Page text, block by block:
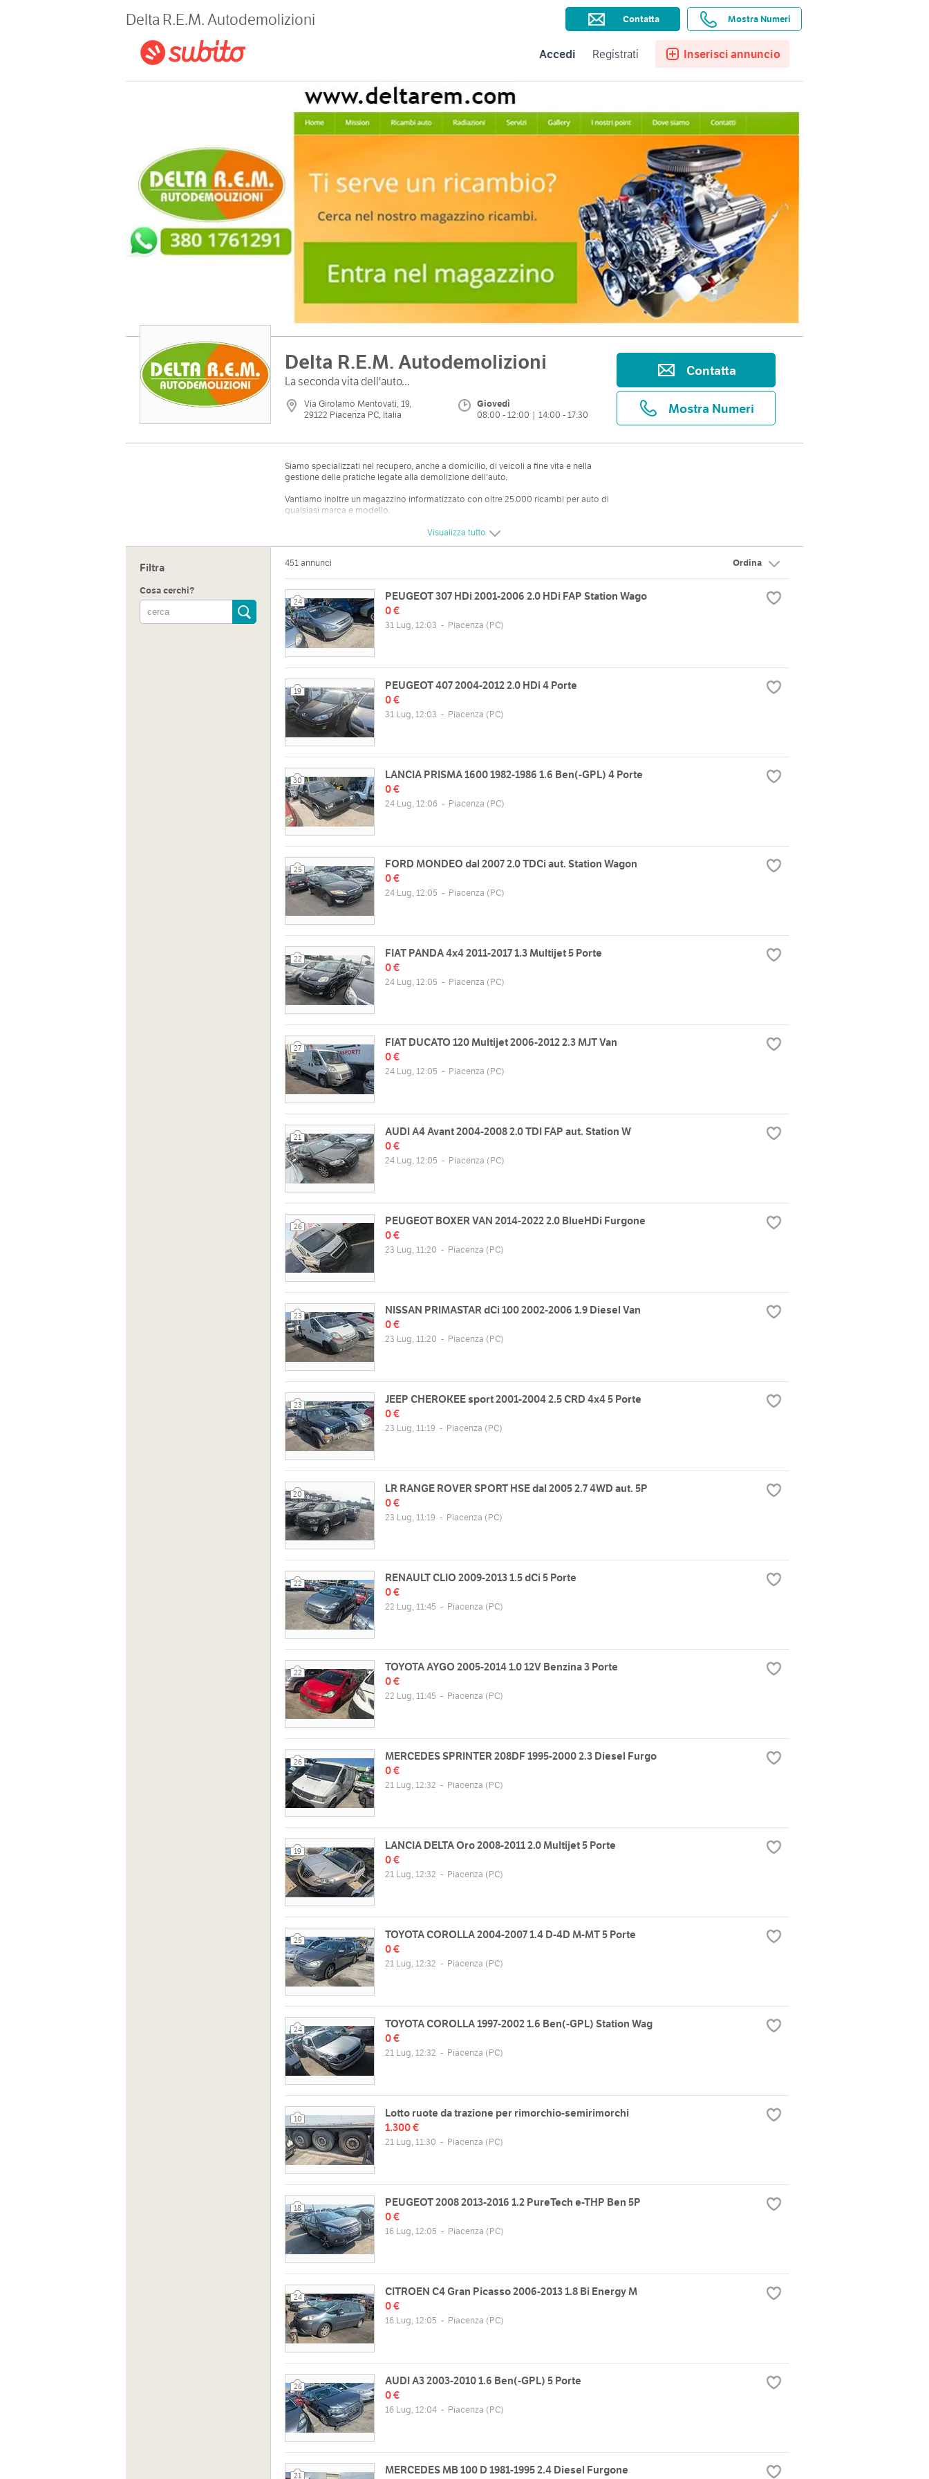
Magazine Consigli per la vendita Subito per le Aziende Assistenza Ricerche salvate Preferiti
Accedi Registrati Inserisci annuncio
Delta R.E.M. Autodemolizioni Contatta Mostra Numeri
Delta R.E.M. Autodemolizioni
La seconda vita dell'auto...
Via Girolamo Mentovati, 19,
29122 Piacenza PC, Italia
Giovedì
08:00 - 12:00 | 14:00 - 17:30
Contatta
Mostra Numeri
Siamo specializzati nel recupero, anche a domicilio, di veicoli a fine vita e nella
gestione delle pratiche legate alla demolizione dell'auto.
Vantiamo inoltre un magazzino informatizzato con oltre 25.000 ricambi per auto di
qualsiasi marca e modello.
I nostri ricambi auto possono essere pagati tramite Bonifico Bancario, Carta di
Indirizzo
Via Girolamo Mentovati, 19, 29122
Piacenza PC, Italia
Sito web
http://www.deltarem.com/
Mer
08:00 - 12:00 | 14:00 - 17:30
Gio
08:00 - 12:00 | 14:00 - 17:30
Visualizza tutto
Filtra
Cosa cerchi?
451 annunci Ordina
24
PEUGEOT 307 HDi 2001-2006 2.0 HDi FAP Station Wago
0 €
31 Lug, 12:03 - Piacenza (PC)
19
PEUGEOT 407 2004-2012 2.0 HDi 4 Porte
0 €
31 Lug, 12:03 - Piacenza (PC)
30
LANCIA PRISMA 1600 1982-1986 1.6 Ben(-GPL) 4 Porte
0 €
24 Lug, 12:06 - Piacenza (PC)
25
FORD MONDEO dal 2007 2.0 TDCi aut. Station Wagon
0 €
24 Lug, 12:05 - Piacenza (PC)
22
FIAT PANDA 4x4 2011-2017 1.3 Multijet 5 Porte
0 €
24 Lug, 12:05 - Piacenza (PC)
27
FIAT DUCATO 120 Multijet 2006-2012 2.3 MJT Van
0 €
24 Lug, 12:05 - Piacenza (PC)
21
AUDI A4 Avant 2004-2008 2.0 TDI FAP aut. Station W
0 €
24 Lug, 12:05 - Piacenza (PC)
26
PEUGEOT BOXER VAN 2014-2022 2.0 BlueHDi Furgone
0 €
23 Lug, 11:20 - Piacenza (PC)
23
NISSAN PRIMASTAR dCi 100 2002-2006 1.9 Diesel Van
0 €
23 Lug, 11:20 - Piacenza (PC)
23
JEEP CHEROKEE sport 2001-2004 2.5 CRD 4x4 5 Porte
0 €
23 Lug, 11:19 - Piacenza (PC)
20
LR RANGE ROVER SPORT HSE dal 2005 2.7 4WD aut. 5P
0 €
23 Lug, 11:19 - Piacenza (PC)
22
RENAULT CLIO 2009-2013 1.5 dCi 5 Porte
0 €
22 Lug, 11:45 - Piacenza (PC)
22
TOYOTA AYGO 2005-2014 1.0 12V Benzina 3 Porte
0 €
22 Lug, 11:45 - Piacenza (PC)
26
MERCEDES SPRINTER 208DF 1995-2000 2.3 Diesel Furgo
0 €
21 Lug, 12:32 - Piacenza (PC)
19
LANCIA DELTA Oro 2008-2011 2.0 Multijet 5 Porte
0 €
21 Lug, 12:32 - Piacenza (PC)
25
TOYOTA COROLLA 2004-2007 1.4 D-4D M-MT 5 Porte
0 €
21 Lug, 12:32 - Piacenza (PC)
24
TOYOTA COROLLA 1997-2002 1.6 Ben(-GPL) Station Wag
0 €
21 Lug, 12:32 - Piacenza (PC)
10
Lotto ruote da trazione per rimorchio-semirimorchi
1.300 €
21 Lug, 11:30 - Piacenza (PC)
18
PEUGEOT 2008 2013-2016 1.2 PureTech e-THP Ben 5P
0 €
16 Lug, 12:05 - Piacenza (PC)
24
CITROEN C4 Gran Picasso 2006-2013 1.8 Bi Energy M
0 €
16 Lug, 12:05 - Piacenza (PC)
26
AUDI A3 2003-2010 1.6 Ben(-GPL) 5 Porte
0 €
16 Lug, 12:04 - Piacenza (PC)
21
MERCEDES MB 100 D 1981-1995 2.4 Diesel Furgone